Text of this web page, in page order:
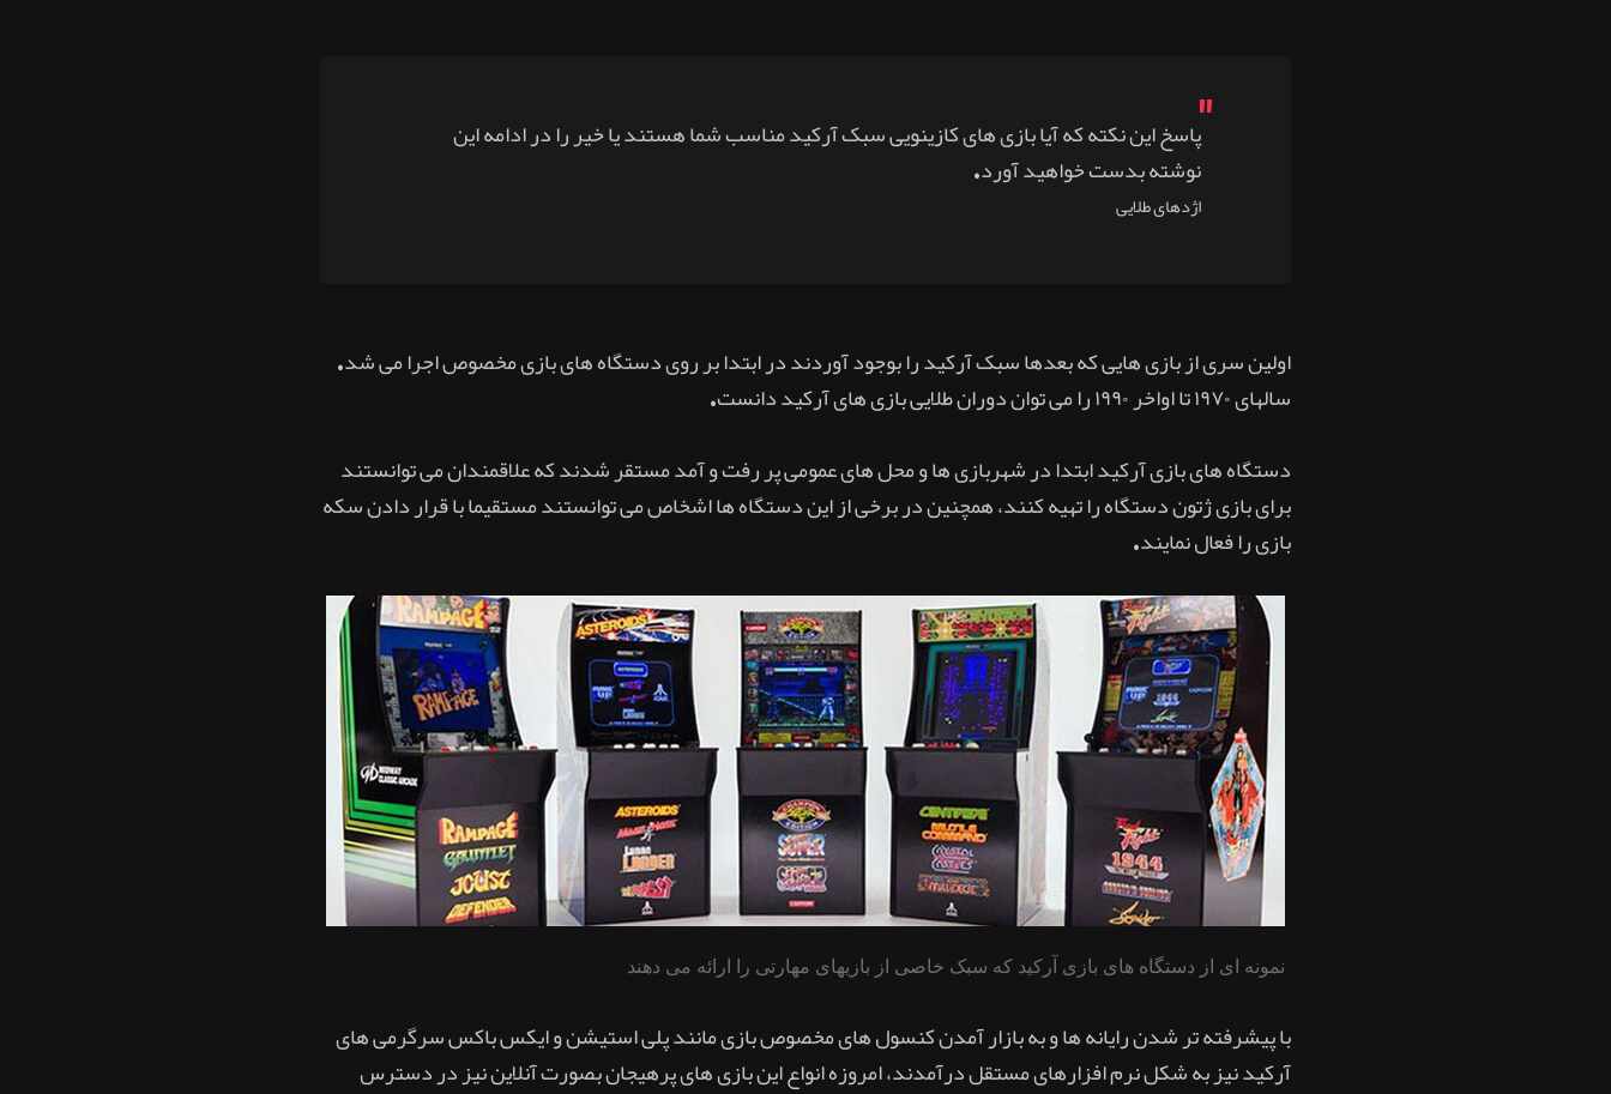
پاسخ این نکته که آیا بازی های کازینویی سبک آرکید مناسب شما هستند یا خیر را در ادامه این
نوشته بدست خواهید آورد.
اژدهای طلایی
اولین سری از بازی هایی که بعدها سبک آرکید را بوجود آوردند در ابتدا بر روی دستگاه های بازی مخصوص اجرا می شد.
سالهای ۱۹۷۰ تا اواخر ۱۹۹۰ را می توان دوران طلایی بازی های آرکید دانست.
دستگاه های بازی آرکید ابتدا در شهربازی ها و محل های عمومی پر رفت و آمد مستقر شدند که علاقمندان می توانستند
برای بازی ژتون دستگاه را تهیه کنند، همچنین در برخی از این دستگاه ها اشخاص می توانستند مستقیما با قرار دادن سکه
بازی را فعال نمایند.
نمونه ای از دستگاه های بازی آرکید که سبک خاصی از بازیهای مهارتی را ارائه می دهند
با پیشرفته تر شدن رایانه ها و به بازار آمدن کنسول های مخصوص بازی مانند پلی استیشن و ایکس باکس سرگرمی های
آرکید نیز به شکل نرم افزارهای مستقل درآمدند، امروزه انواع این بازی های پرهیجان بصورت آنلاین نیز در دسترس